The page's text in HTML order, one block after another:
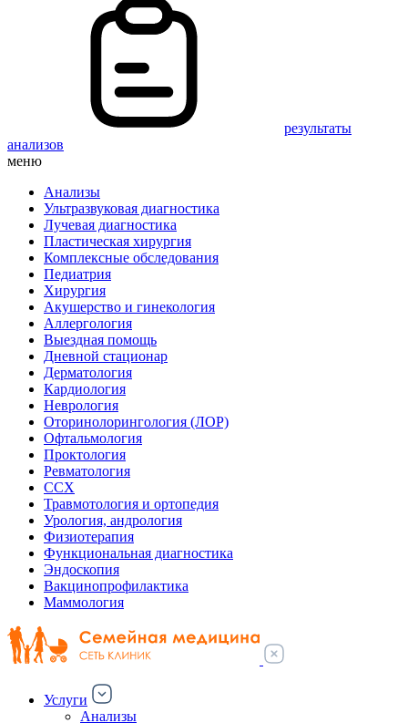
результаты
анализов
меню
Анализы
Ультразвуковая диагностика
Лучевая диагностика
Пластическая хирургия
Комплексные обследования
Педиатрия
Хирургия
Акушерство и гинекология
Аллергология
Выездная помощь
Дневной стационар
Дерматология
Кардиология
Неврология
Оторинолорингология (ЛОР)
Офтальмология
Проктология
Ревматология
ССХ
Травмотология и ортопедия
Урология, андрология
Физиотерапия
Функциональная диагностика
Эндоскопия
Вакцинопрофилактика
Маммология
Услуги
Анализы